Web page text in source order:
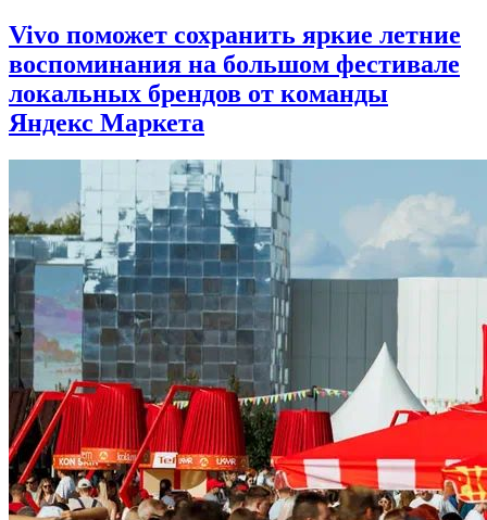
Vivo поможет сохранить яркие летние
воспоминания на большом фестивале
локальных брендов от команды
Яндекс Маркета